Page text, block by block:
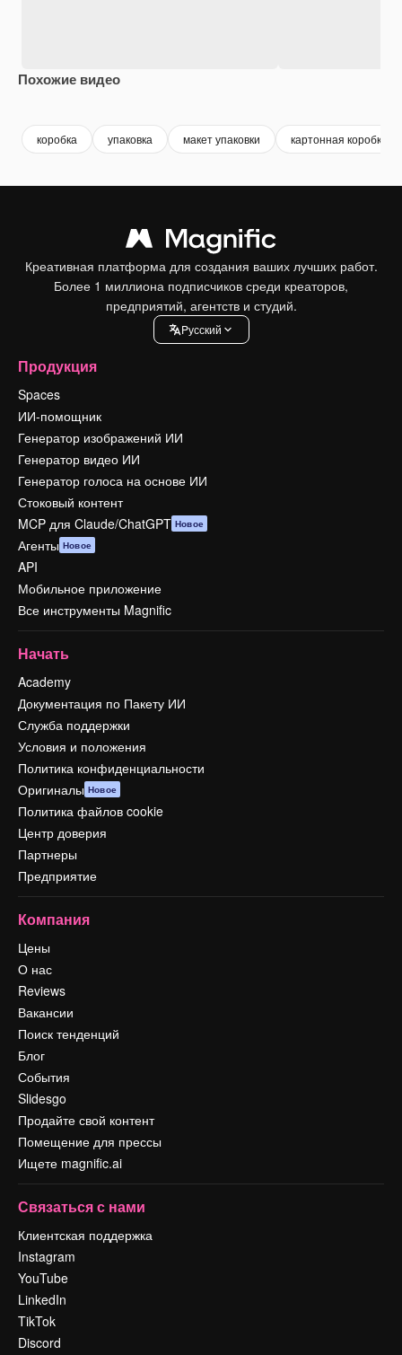
Похожие видео
коробка упаковка макет упаковки картонная коробка
Креативная платформа для создания ваших лучших работ.
Более 1 миллиона подписчиков среди креаторов,
предприятий, агентств и студий.
Pусский
Продукция
Spaces
ИИ-помощник
Генератор изображений ИИ
Генератор видео ИИ
Генератор голоса на основе ИИ
Стоковый контент
MCP для Claude/ChatGPT Новое
Агенты Новое
API
Мобильное приложение
Все инструменты Magnific
Начать
Academy
Документация по Пакету ИИ
Служба поддержки
Условия и положения
Политика конфиденциальности
Оригиналы Новое
Политика файлов cookie
Центр доверия
Партнеры
Предприятие
Компания
Цены
О нас
Reviews
Вакансии
Поиск тенденций
Блог
События
Slidesgo
Продайте свой контент
Помещение для прессы
Ищете magnific.ai
Связаться с нами
Клиентская поддержка
Instagram
YouTube
LinkedIn
TikTok
Discord